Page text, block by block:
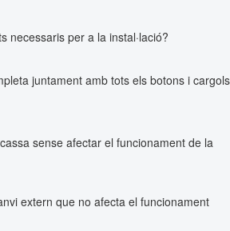
necessaris per a la instal·lació?
juntament amb tots els botons i cargols
sense afectar el funcionament de la
extern que no afecta el funcionament